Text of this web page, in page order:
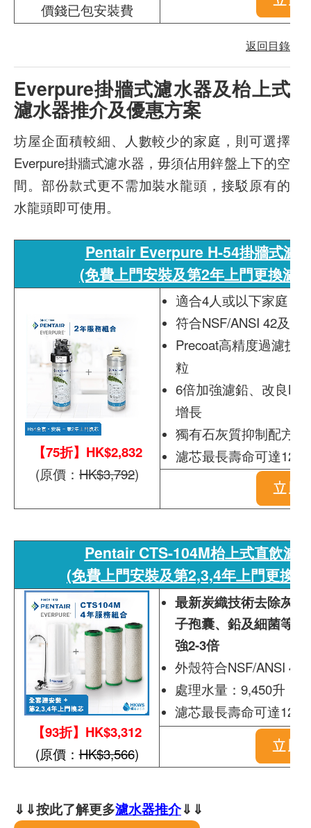
價錢已包安裝費
返回目錄
Everpure掛牆式濾水器及枱上式
濾水器推介及優惠方案
坊屋企面積較細、人數較少的家庭，則可選擇
Everpure掛牆式濾水器，毋須佔用鋅盤上下的空
間。部份款式更不需加裝水龍頭，接駁原有的
水龍頭即可使用。
Pentair Everpure H-54掛牆式濾
(免費上門安裝及第2年上門更換濾
【75折】HK$2,832
(原價： HK$3,792)
適合4人或以下家庭
符合NSF/ANSI 42及53
Precoat高精度過濾技
粒
6倍加強濾鉛、改良
增長
獨有石灰質抑制配方
濾芯最長壽命可達12
Pentair CTS-104M枱上式直飲濾
(免費上門安裝及第2,3,4年上門更換
【93折】HK$3,312
(原價：HK$3,566)
最新炭織技術去除灰
子孢囊、鉛及細菌等
強2-3倍
外殼符合NSF/ANSI 42
處理水量：9,450升
濾芯最長壽命可達12個
⇓⇓按此了解更多濾水器推介⇓⇓